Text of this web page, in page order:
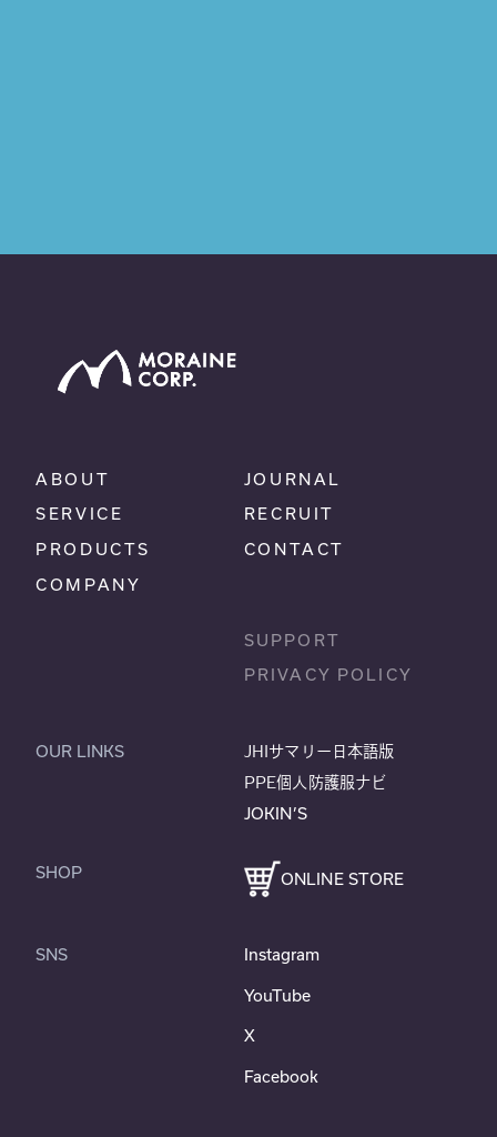
ABOUT
SERVICE
PRODUCTS
COMPANY
JOURNAL
RECRUIT
CONTACT
SUPPORT
PRIVACY POLICY
OUR LINKS
JHIサマリー日本語版
PPE個人防護服ナビ
JOKIN’S
SHOP ONLINE STORE
SNS Instagram
YouTube
X
Facebook